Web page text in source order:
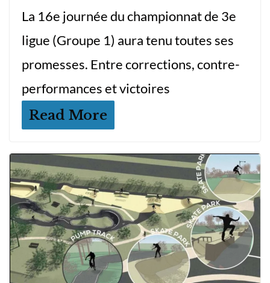
La 16e journée du championnat de 3e
ligue (Groupe 1) aura tenu toutes ses
promesses. Entre corrections, contre-
performances et victoires
Read More